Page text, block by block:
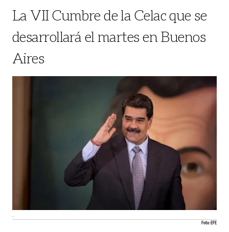
La VII Cumbre de la Celac que se
desarrollará el martes en Buenos
Aires
Foto: EFE